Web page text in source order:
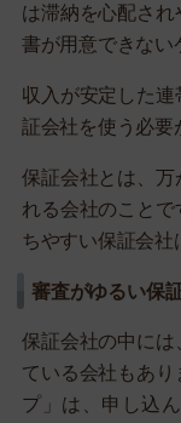
は滞納を心配さ
書が用意できない
収入が安定した
証会社を使う必要
保証会社とは、万
れる会社のこと
ちやすい保証会社
審査がゆるい保
保証会社の中には
ている会社もあ
プ」は、申し込